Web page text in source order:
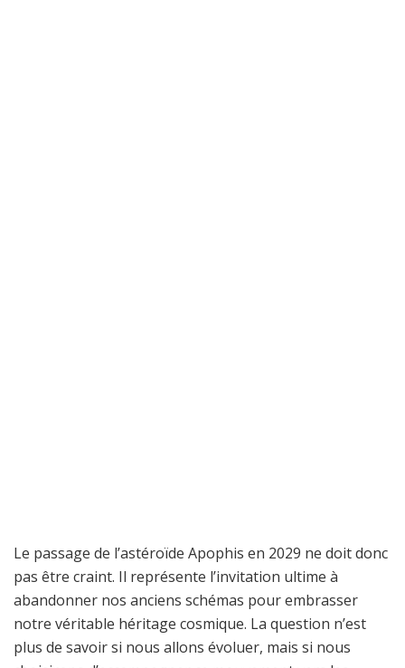
Le passage de l’astéroïde Apophis en 2029 ne doit donc
pas être craint. Il représente l’invitation ultime à
abandonner nos anciens schémas pour embrasser
notre véritable héritage cosmique. La question n’est
plus de savoir si nous allons évoluer, mais si nous